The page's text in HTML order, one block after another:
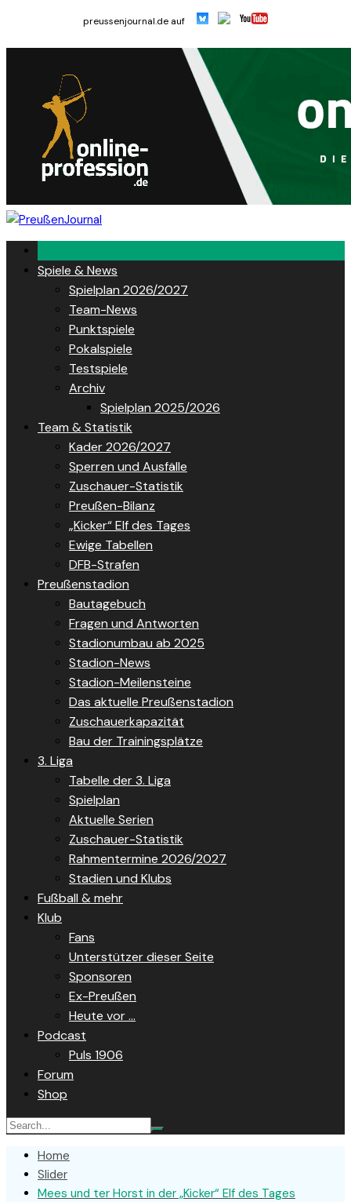
preussenjournal.de auf
Spiele & News
Spielplan 2026/2027
Team-News
Punktspiele
Pokalspiele
Testspiele
Archiv
Spielplan 2025/2026
Team & Statistik
Kader 2026/2027
Sperren und Ausfälle
Zuschauer-Statistik
Preußen-Bilanz
„Kicker“ Elf des Tages
Ewige Tabellen
DFB-Strafen
Preußenstadion
Bautagebuch
Fragen und Antworten
Stadionumbau ab 2025
Stadion-News
Stadion-Meilensteine
Das aktuelle Preußenstadion
Zuschauerkapazität
Bau der Trainingsplätze
3. Liga
Tabelle der 3. Liga
Spielplan
Aktuelle Serien
Zuschauer-Statistik
Rahmentermine 2026/2027
Stadien und Klubs
Fußball & mehr
Klub
Fans
Unterstützer dieser Seite
Sponsoren
Ex-Preußen
Heute vor …
Podcast
Puls 1906
Forum
Shop
Home
Slider
Mees und ter Horst in der „Kicker“ Elf des Tages